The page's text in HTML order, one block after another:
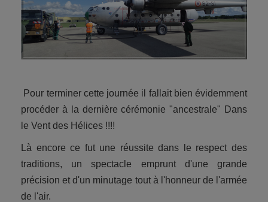
Pour terminer cette journée il fallait bien évidemment
procéder à la dernière cérémonie "ancestrale" Dans
le Vent des Hélices !!!!
Là encore ce fut une réussite dans le respect des
traditions, un spectacle emprunt d'une grande
précision et d'un minutage tout à l'honneur de l'armée
de l'air.